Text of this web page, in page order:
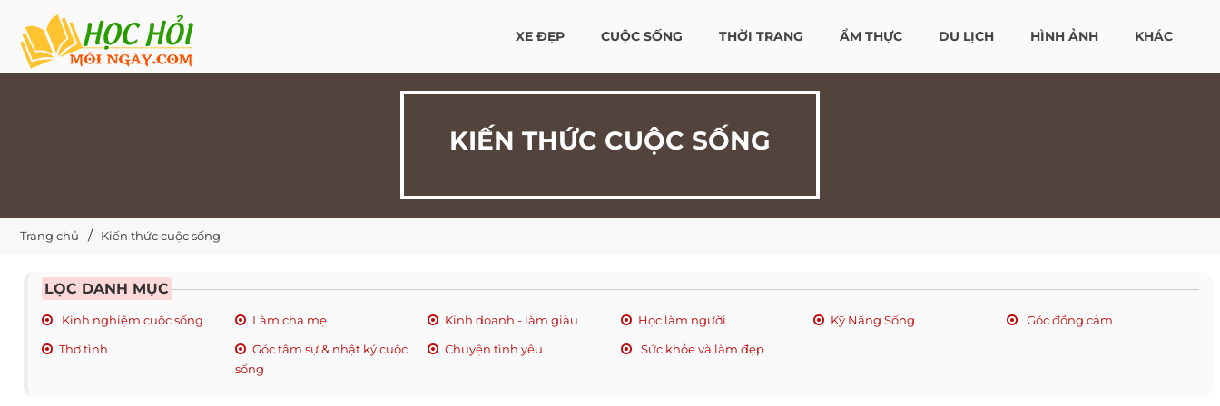
XE ĐẸP CUỘC SỐNG THỜI TRANG ẨM THỰC DU LỊCH HÌNH ẢNH KHÁC
KIẾN THỨC CUỘC SỐNG
Trang chủ Kiến thức cuộc sống
LỌC DANH MỤC
Kinh nghiệm cuộc sống Làm cha mẹ Kinh doanh - làm giàu Học làm người Kỹ Năng Sống
Góc đồng cảm
Thơ tình
Góc tâm sự & nhật ký cuộc
sống
Chuyện tình yêu Sức khỏe và làm đẹp